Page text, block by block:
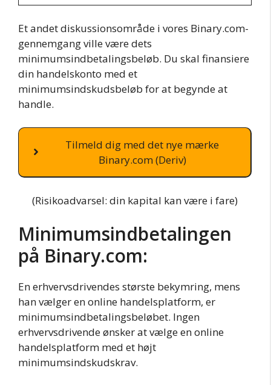
Et andet diskussionsområde i vores Binary.com-
gennemgang ville være dets
minimumsindbetalingsbeløb. Du skal finansiere
din handelskonto med et
minimumsindskudsbeløb for at begynde at
handle.
Tilmeld dig med det nye mærke
Binary.com (Deriv)
(Risikoadvarsel: din kapital kan være i fare)
Minimumsindbetalingen
på Binary.com:
En erhvervsdrivendes største bekymring, mens
han vælger en online handelsplatform, er
minimumsindbetalingsbeløbet. Ingen
erhvervsdrivende ønsker at vælge en online
handelsplatform med et højt
minimumsindskudskrav.